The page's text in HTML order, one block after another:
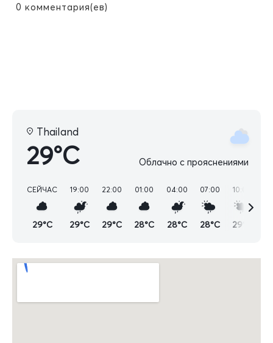
0 комментария(ев)
Thailand
29°C Облачно с прояснениями
СЕЙЧАС
29°C
19:00
29°C
22:00
29°C
01:00
28°C
04:00
28°C
07:00
28°C
10:00
29°C